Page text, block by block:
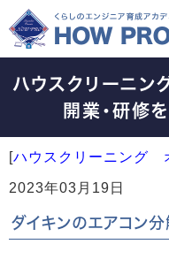
ハウスクリーニン
開業・研修
[ハウスクリーニング
2023年03月19日
ダイキンのエアコン